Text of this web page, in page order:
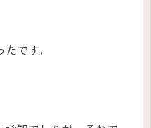
です。